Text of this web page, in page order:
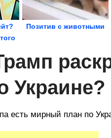
Позитив с животными
Украине?
есть мирный план по